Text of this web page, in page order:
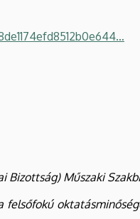
Bizottság) Műszaki
felsőfokú